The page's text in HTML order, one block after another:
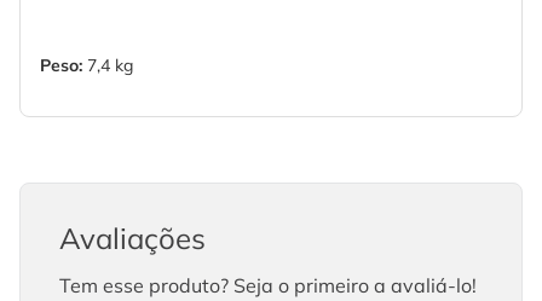
Peso: 7,4 kg
Avaliações
Tem esse produto? Seja o primeiro a avaliá-lo!